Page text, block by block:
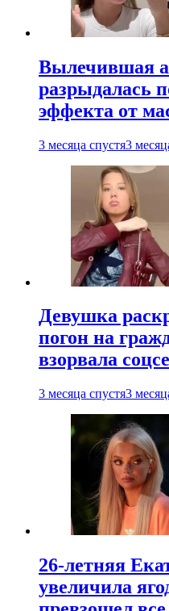
Вылечившая
разрыдалась
эффекта от
3 месяца спустя3
Девушка
погон на
взорвала
3 месяца спустя3
26-летняя
увеличила